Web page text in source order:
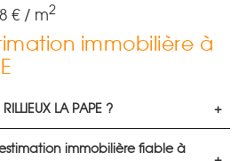
€ / m2
immobilière à
LA PAPE ?
immobilière fiable à